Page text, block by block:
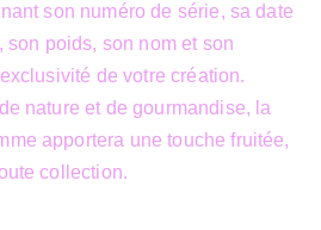
son numéro de série, sa date
poids, son nom et son
de votre création.
nature et de gourmandise, la
apportera une touche fruitée,
collection.